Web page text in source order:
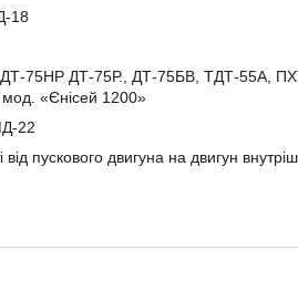
18
75НР ДТ-75Р., ДТ-75БВ, ТДТ-55А,
мод. «Єнісей 1200»
22
пускового двигуна на двигун